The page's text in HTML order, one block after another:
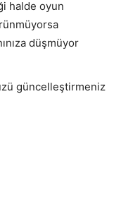
halde oyun
düşmüyor
güncelleştirmeniz